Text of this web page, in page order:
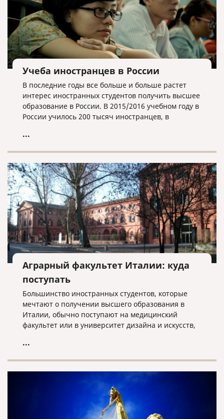
Учеба иностранцев в России
В последние годы все больше и больше растет
интерес иностранных студентов получить высшее
образование в России. В 2015/2016 учебном году в
России училось 200 тысяч иностранцев, в
257 тысяч. То есть их количество за три года
больше. Если в 2016/2017 учебном году студенты
из-за границы учились в 693 университетах
нашей страны, то сейчас – в 703. Это почти 92%
всех вузов (всего в России работает 766 высших
учебных заведений).
...
Аграрный факультет Италии: куда
поступать
Большинство иностранных студентов, которые
мечтают о получении высшего образования в
Италии, обычно поступают на медицинский
факультет или в университет дизайна и искусств,
можно получить высшее образование
...